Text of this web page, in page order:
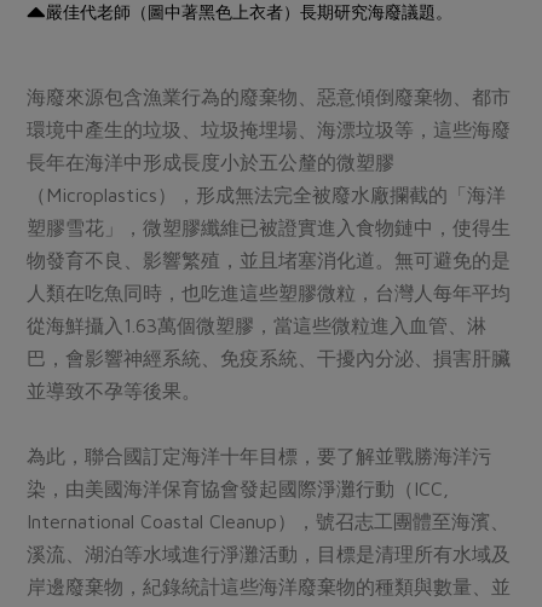
嚴佳代老師（圖中著黑色上衣者）長期研究海廢議題。
海廢來源包含漁業行為的廢棄物、惡意傾倒廢棄物、都市
環境中產生的垃圾、垃圾掩埋場、海漂垃圾等，這些海廢
長年在海洋中形成長度小於五公釐的微塑膠
（Microplastics），形成無法完全被廢水廠攔截的「海洋
塑膠雪花」，微塑膠纖維已被證實進入食物鏈中，使得生
物發育不良、影響繁殖，並且堵塞消化道。無可避免的是
人類在吃魚同時，也吃進這些塑膠微粒，台灣人每年平均
從海鮮攝入1.63萬個微塑膠，當這些微粒進入血管、淋
巴，會影響神經系統、免疫系統、干擾內分泌、損害肝臟
並導致不孕等後果。
為此，聯合國訂定海洋十年目標，要了解並戰勝海洋污
染，由美國海洋保育協會發起國際淨灘行動（ICC,
International Coastal Cleanup），號召志工團體至海濱、
溪流、湖泊等水域進行淨灘活動，目標是清理所有水域及
岸邊廢棄物，紀錄統計這些海洋廢棄物的種類與數量、並